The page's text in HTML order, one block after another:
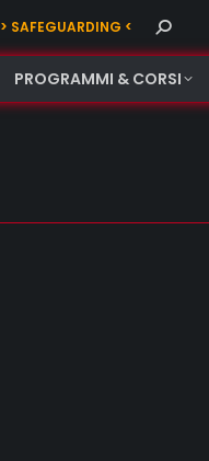
> SAFEGUARDING < Search:
PROGRAMMI & CORSI